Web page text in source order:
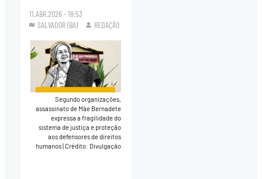
11.ABR.2026 - 18:53
SALVADOR (BA)
REDAÇÃO
Segundo organizações,
assassinato de Mãe Bernadete
expressa a fragilidade do
sistema de justiça e proteção
aos defensores de direitos
humanos|Crédito: Divulgação